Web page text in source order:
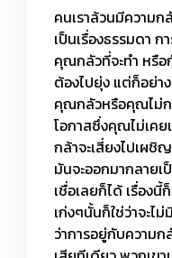
คนเราล้วนมีความก
เป็นเรื่องธรรมดา
คุณกลัวที่จะทำ หรื
ต้องไปยุ่ง แต่ก็อย่า
คุณกลัวหรือคุณไม่
โอกาสซึ่งคุณไม่เค
กล้าจะเสี่ยงไปเผ
มันจะออกมากลายเ
เชื่อเลยก็ได้ เรื่องนี้
เก่งๆนั้นก็ใช่ว่าจะไ
ว่าการอยู่กับความก